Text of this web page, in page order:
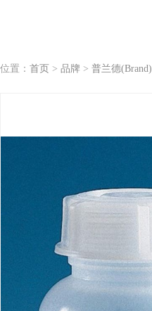
位置： 首页 > 品牌 > 普兰德(Brand)